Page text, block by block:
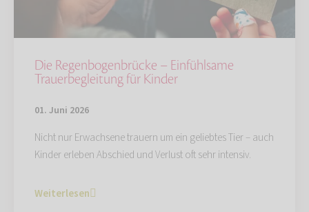
Die Regenbogenbrücke – Einfühlsame
Trauerbegleitung für Kinder
01. Juni 2026
Nicht nur Erwachsene trauern um ein geliebtes Tier – auch
Kinder erleben Abschied und Verlust oft sehr intensiv.
Weiterlesen